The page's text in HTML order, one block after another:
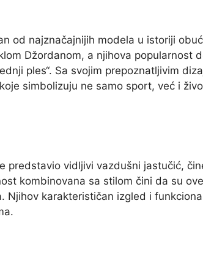
od najznačajnijih modela u istoriji
Džordanom, a njihova popularnost
ples“. Sa svojim prepoznatljivim
simbolizuju ne samo sport, već i
predstavio vidljivi vazdušni jastučić,
kombinovana sa stilom čini da su
Njihov karakterističan izgled i